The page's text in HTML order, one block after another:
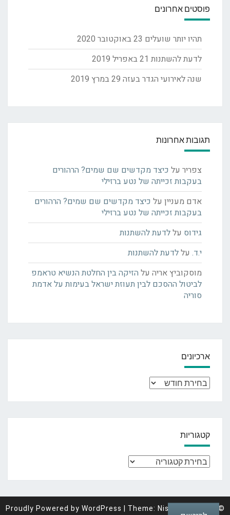
פוסטים אחרונים
תהיו יותר שועלים 23 באוקטובר 2020
לדעת להשתנות 21 באפריל 2019
שנה לאירועי הגדר בעזה 29 במרץ 2019
תגובות אחרונות
צפרירעל כיצד מקדשים שם שמים? הרהורים
בעקבות זכייתה של נטע ברזילי
אדם מענייןעל כיצד מקדשים שם שמים? הרהורים
בעקבות זכייתה של נטע ברזילי
גידוס עללדעת להשתנות
י.ד.עללדעת להשתנות
מוסקוביץ אריהעל הזיקה בין החלטת הנשיא טראמפ
לביטול ההסכם לבין תעוזת ישראל בעימות על אדמת
סוריה
ארכיונים
ארכיונים
קטגוריות
קטגוריות
© 2026
Proudly Powered byWordPress |Theme: Nisarg by